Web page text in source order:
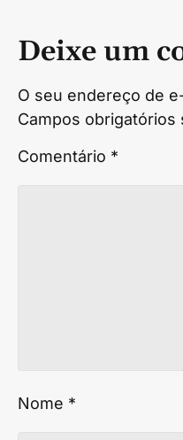
Deixe um
O seu endereço de
Campos obrigatórios
Comentário *
Nome *